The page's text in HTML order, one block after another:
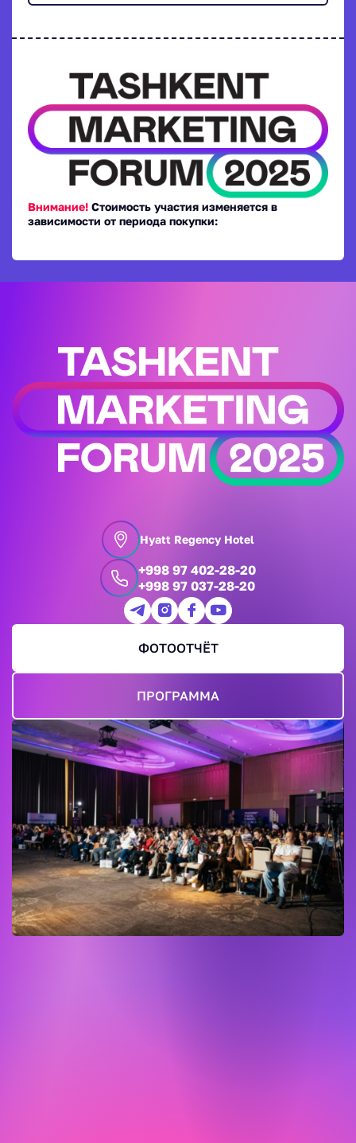
Внимание! Стоимость участия изменяется в
зависимости от периода покупки:
Hyatt Regency Hotel
+998 97 402-28-20
+998 97 037-28-20
ФОТООТЧЁТ
ПРОГРАММА